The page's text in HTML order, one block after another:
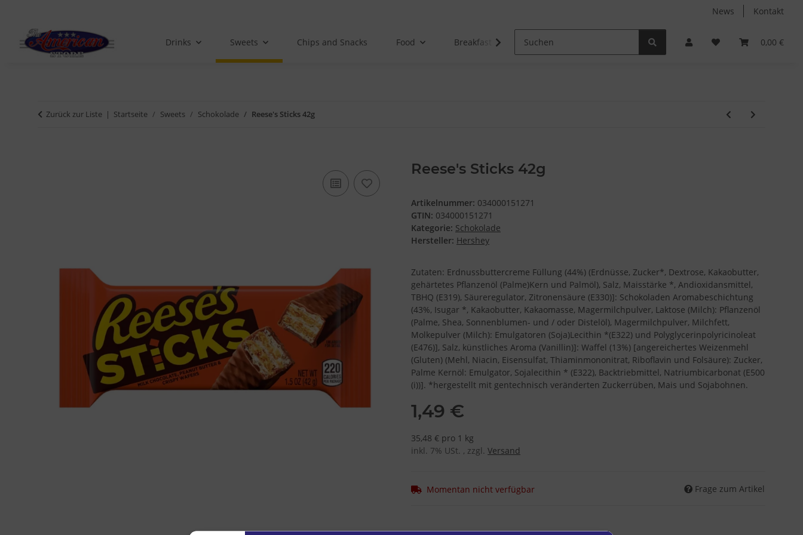
News Kontakt
0,00 €
Drinks Sweets Chips and Snacks Food Breakfast Non-Food
Zurück zur Liste Startseite Sweets Schokolade Reese's Sticks 42g
Reese's Sticks 42g
Artikelnummer: 034000151271
GTIN: 034000151271
Kategorie: Schokolade
Hersteller: Hershey
Zutaten: Erdnussbuttercreme Füllung (44%) (Erdnüsse, Zucker*, Dextrose, Kakaobutter,
gehärtetes Pflanzenöl (Palme)Kern und Palmöl), Salz, Maisstärke *, Andioxidansmittel,
TBHQ (E319), Säureregulator, Zitronensäure (E330)]: Schokoladen Aromabeschichtung
(43%, Isugar *, Kakaobutter, Kakaomasse, Magermilchpulver, Laktose (Milch): Pflanzenöl
(Palme, Shea, Sonnenblumen- und / oder Distelöl), Magermilchpulver, Milchfett,
Molkepulver (Milch): Emulgatoren (Soja)Lecithin *(E322) und Polyglycerinpolyricinoleat
(E476)], Salz, künstliches Aroma (Vanillin)]: Waffel (13%) [angereichertes Weizenmehl
(Gluten) (Mehl, Niacin, Eisensulfat, Thiaminmononitrat, Riboflavin und Folsäure): Zucker,
Palme Kernöl: Emulgator, Sojalecithin * (E322), Backtriebmittel, Natriumbicarbonat (E500
(i))]. *hergestellt mit gentechnisch veränderten Zuckerrüben, Mais und Sojabohnen.
1,49 €
35,48 € pro 1 kg
inkl. 7% USt. , zzgl. Versand
Momentan nicht verfügbar Frage zum Artikel